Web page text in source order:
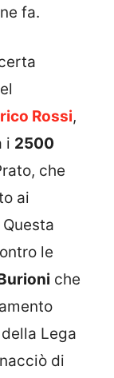
fa.
Rossi,
i 2500
che
ai
le
che
Lega
di